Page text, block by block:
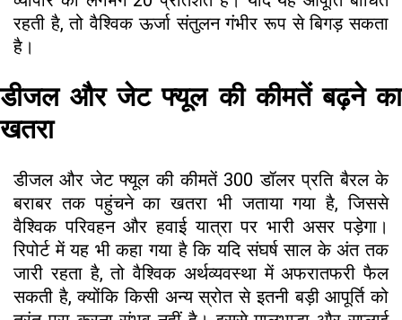
रहती है, तो वैश्विक ऊर्जा संतुलन गंभीर रूप से बिगड़ सकता
है।
डीजल और जेट फ्यूल की कीमतें बढ़ने का
खतरा
डीजल और जेट फ्यूल की कीमतें 300 डॉलर प्रति बैरल के
बराबर तक पहुंचने का खतरा भी जताया गया है, जिससे
वैश्विक परिवहन और हवाई यात्रा पर भारी असर पड़ेगा।
रिपोर्ट में यह भी कहा गया है कि यदि संघर्ष साल के अंत तक
जारी रहता है, तो वैश्विक अर्थव्यवस्था में अफरातफरी फैल
सकती है, क्योंकि किसी अन्य स्रोत से इतनी बड़ी आपूर्ति को